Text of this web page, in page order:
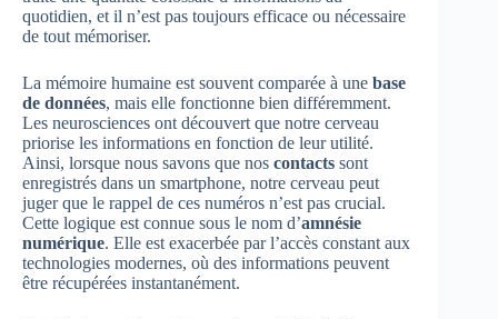
quotidien, et il n’est pas toujours efficace ou nécessaire
de tout mémoriser.
La mémoire humaine est souvent comparée à une base
de données, mais elle fonctionne bien différemment.
Les neurosciences ont découvert que notre cerveau
priorise les informations en fonction de leur utilité.
Ainsi, lorsque nous savons que nos contacts sont
enregistrés dans un smartphone, notre cerveau peut
juger que le rappel de ces numéros n’est pas crucial.
Cette logique est connue sous le nom d’amnésie
numérique. Elle est exacerbée par l’accès constant aux
technologies modernes, où des informations peuvent
être récupérées instantanément.